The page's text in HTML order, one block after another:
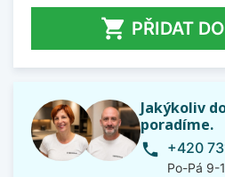
 PŘIDAT
Jakýkoliv
poradíme.
phone +420
Po-Pá 9-